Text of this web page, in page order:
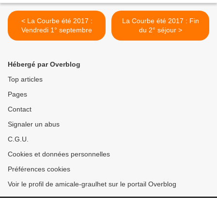
< La Courbe été 2017 :
Vendredi 1° septembre
La Courbe été 2017 : Fin
du 2° séjour >
Hébergé par Overblog
Top articles
Pages
Contact
Signaler un abus
C.G.U.
Cookies et données personnelles
Préférences cookies
Voir le profil de amicale-graulhet sur le portail Overblog